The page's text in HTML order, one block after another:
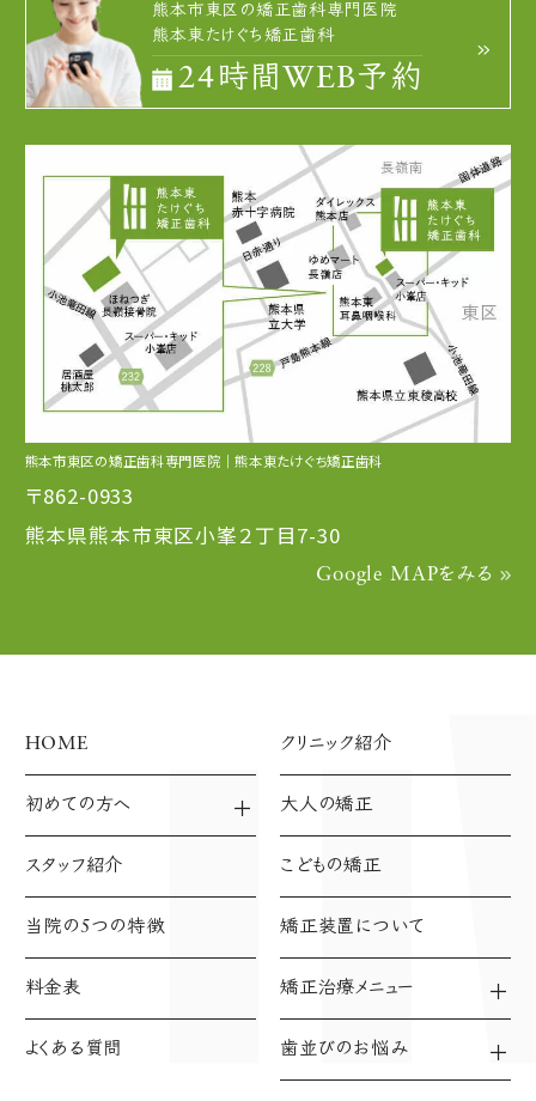
熊本市東区の矯正歯科専門医院
熊本東たけぐち矯正歯科
24時間WEB予約
熊本市東区の矯正歯科専門医院｜熊本東たけぐち矯正歯科
〒862-0933
熊本県熊本市東区小峯２丁目7-30
Google MAPをみる
HOME
初めての方へ
診療方針
診療の流れ
支払い方法
スタッフ紹介
当院の5つの特徴
料金表
よくある質問
クリニック紹介
大人の矯正
こどもの矯正
矯正装置について
矯正治療メニュー
ワイヤー矯正
表側矯正
裏側矯正(⾆側矯正)
歯並びのお悩み
デコボコ（叢生）